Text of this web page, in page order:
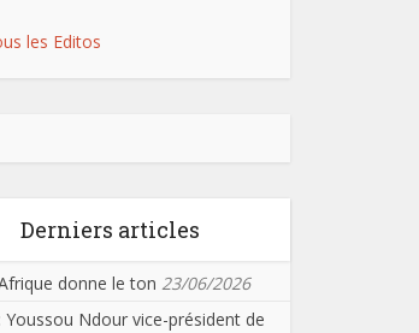
les Editos
Derniers articles
donne le ton 23/06/2026
Youssou Ndour vice-président de